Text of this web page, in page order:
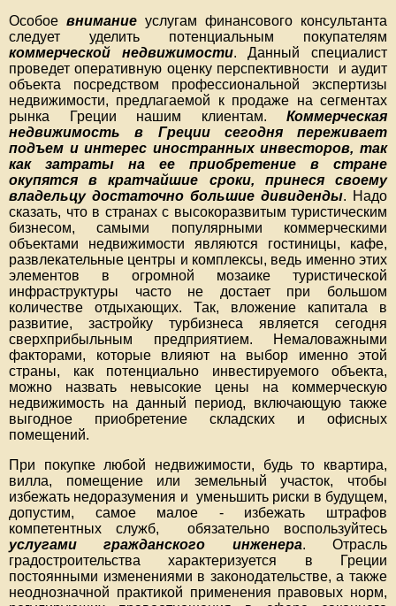
Особое внимание услугам финансового консультанта
следует уделить потенциальным покупателям
коммерческой недвижимости. Данный специалист
проведет оперативную оценку перспективности и аудит
объекта посредством профессиональной экспертизы
недвижимости, предлагаемой к продаже на сегментах
рынка Греции нашим клиентам. Коммерческая
недвижимость в Греции сегодня переживает
подъем и интерес иностранных инвесторов, так
как затраты на ее приобретение в стране
окупятся в кратчайшие сроки, принеся своему
владельцу достаточно большие дивиденды. Надо
сказать, что в странах с высокоразвитым туристическим
бизнесом, самыми популярными коммерческими
объектами недвижимости являются гостиницы, кафе,
развлекательные центры и комплексы, ведь именно этих
элементов в огромной мозаике туристической
инфраструктуры часто не достает при большом
количестве отдыхающих. Так, вложение капитала в
развитие, застройку турбизнеса является сегодня
сверхприбыльным предприятием. Немаловажными
факторами, которые влияют на выбор именно этой
страны, как потенциально инвестируемого объекта,
можно назвать невысокие цены на коммерческую
недвижимость на данный период, включающую также
выгодное приобретение складских и офисных
помещений.
При покупке любой недвижимости, будь то квартира,
вилла, помещение или земельный участок, чтобы
избежать недоразумения и уменьшить риски в будущем,
допустим, самое малое - избежать штрафов
компетентных служб, обязательно воспользуйтесь
услугами гражданского инженера. Отрасль
градостроительства характеризуется в Греции
постоянными изменениями в законодательстве, а также
неоднозначной практикой применения правовых норм,